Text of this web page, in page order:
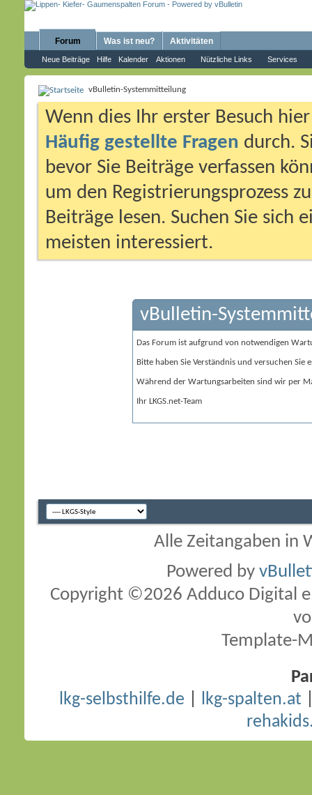
Forum
Neue Beiträge Hilfe Kalender Aktionen Nützliche Links Services
Was ist neu? Aktivitäten
vBulletin-Systemmitteilung
Wenn dies Ihr erster Besuch
Häufig gestellte Fragen durch.
bevor Sie Beiträge verfassen
um den Registrierungsprozess
Beiträge lesen. Suchen Sie sich
meisten interessiert.
vBulletin-
Das Forum ist aufgrund von notwendigen
Bitte haben Sie Verständnis und versuchen Sie
Während der Wartungsarbeiten sind wir per
Ihr LKGS.net-Team
Alle Zeitangaben in
Powered by
Copyright ©2026 Adduco Digital
Template-
lkg-selbsthilfe.de
lkg-spalten.at